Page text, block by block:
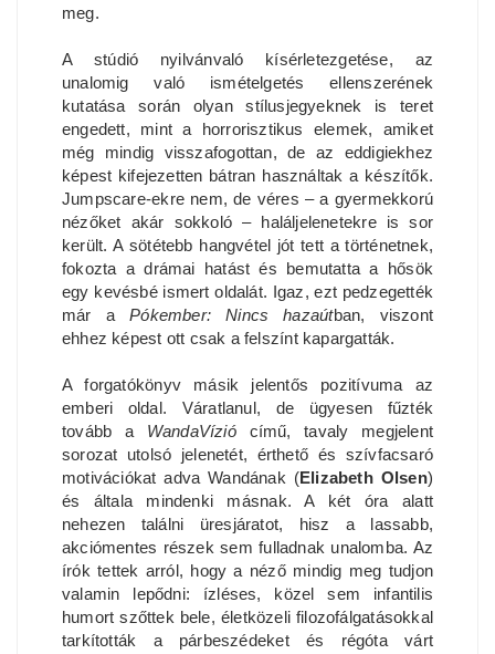
meg.
A stúdió nyilvánvaló kísérletezgetése, az
unalomig való ismételgetés ellenszerének
kutatása során olyan stílusjegyeknek is teret
engedett, mint a horrorisztikus elemek, amiket
még mindig visszafogottan, de az eddigiekhez
képest kifejezetten bátran használtak a készítők.
Jumpscare-ekre nem, de véres – a gyermekkorú
nézőket akár sokkoló – haláljelenetekre is sor
került. A sötétebb hangvétel jót tett a történetnek,
fokozta a drámai hatást és bemutatta a hősök
egy kevésbé ismert oldalát. Igaz, ezt pedzegették
már aPókember: Nincs hazaútban, viszont
ehhez képest ott csak a felszínt kapargatták.
A forgatókönyv másik jelentős pozitívuma az
emberi oldal. Váratlanul, de ügyesen fűzték
tovább a WandaVíziócímű, tavaly megjelent
sorozat utolsó jelenetét, érthető és szívfacsaró
motivációkat adva Wandának (Elizabeth Olsen)
és általa mindenki másnak. A két óra alatt
nehezen találni üresjáratot, hisz a lassabb,
akciómentes részek sem fulladnak unalomba. Az
írók tettek arról, hogy a néző mindig meg tudjon
valamin lepődni: ízléses, közel sem infantilis
humort szőttek bele, életközeli filozofálgatásokkal
tarkították a párbeszédeket és régóta várt